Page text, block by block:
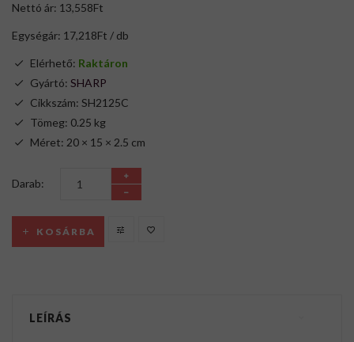
Nettó ár: 13,558Ft
Egységár: 17,218Ft / db
Elérhető: Raktáron
Gyártó: SHARP
Cikkszám: SH2125C
Tömeg: 0.25 kg
Méret: 20 × 15 × 2.5 cm
Darab:
KOSÁRBA
LEÍRÁS